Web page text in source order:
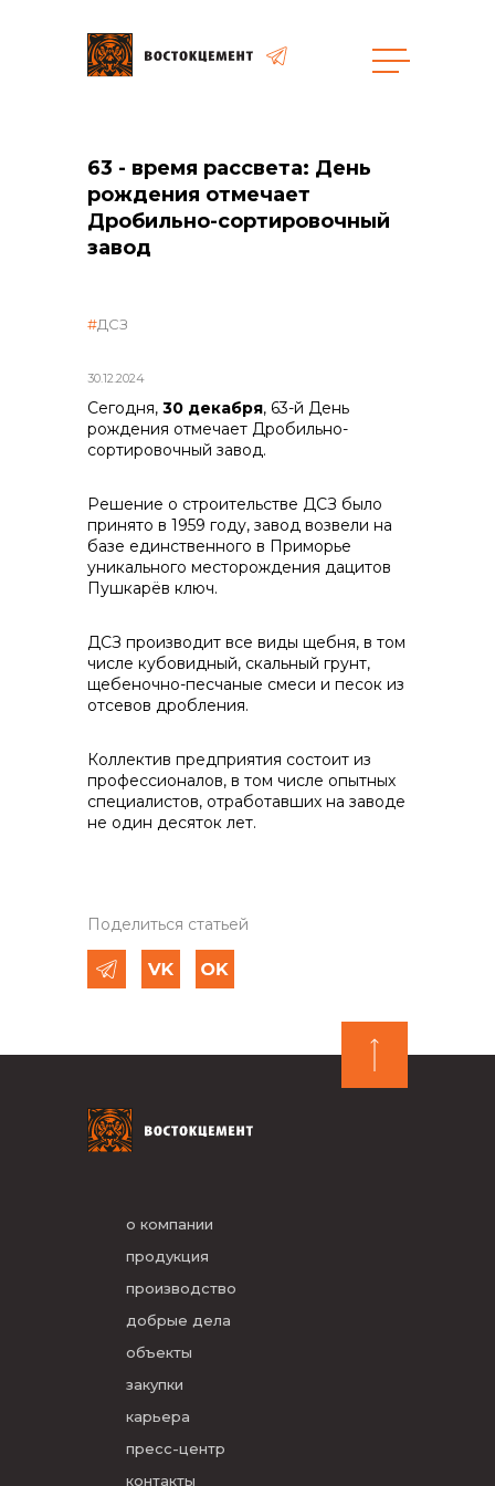
Объекты
Закупки
общая информация
объявленные закупки
реализация неликвидов
контакты отдела закупок
Контакты
+7 (423) 234 50 50
info@vostokcement.ru
63 - время рассвета: День
рождения отмечает
Дробильно-сортировочный
завод
30.12.2024
ДСЗ
Сегодня, 30 декабря, 63-й День
рождения отмечает Дробильно-
сортировочный завод.
Решение о строительстве ДСЗ было
принято в 1959 году, завод возвели на
базе единственного в Приморье
уникального месторождения дацитов
Пушкарёв ключ.
ДСЗ производит все виды щебня, в том
числе кубовидный, скальный грунт,
щебеночно-песчаные смеси и песок из
отсевов дробления.
Коллектив предприятия состоит из
профессионалов, в том числе опытных
специалистов, отработавших на заводе
не один десяток лет.
Поделиться статьей
о компании
продукция
производство
добрые дела
объекты
закупки
карьера
пресс-центр
контакты